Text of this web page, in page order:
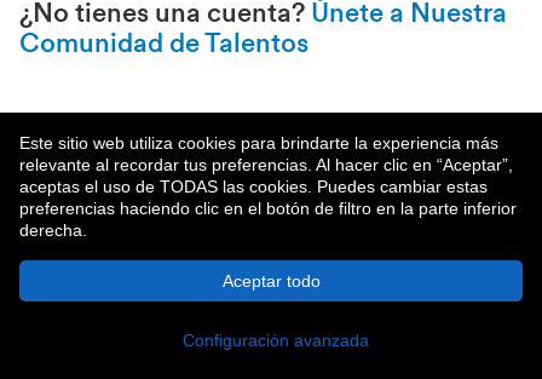
Este sitio web utiliza cookies para brindarte la experiencia más
relevante al recordar tus preferencias. Al hacer clic en “Aceptar”,
aceptas el uso de TODAS las cookies. Puedes cambiar estas
preferencias haciendo clic en el botón de filtro en la parte inferior
derecha.
Aceptar todo
Configuración avanzada
¿No tienes una cuenta? Únete a Nuestra
Comunidad de Talentos
Acerca De MetLife
© 2026 MetLife Services and Solutions, LLC.